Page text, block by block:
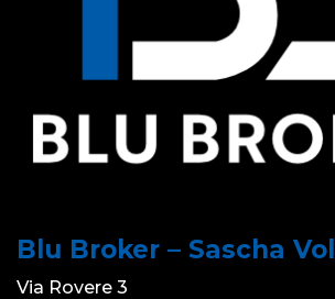
Blu Broker – Sascha
Via Rovere 3